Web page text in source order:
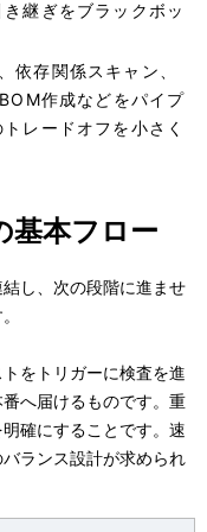
継ぎをブラックボッ
依存関係スキャン、
作成などをパイプ
レードオフを小さく
基本フロー
し、次の段階に進ませ
をトリガーに検査を進
へ届けるものです。重
確にすることです。速
ランス設計が求められ